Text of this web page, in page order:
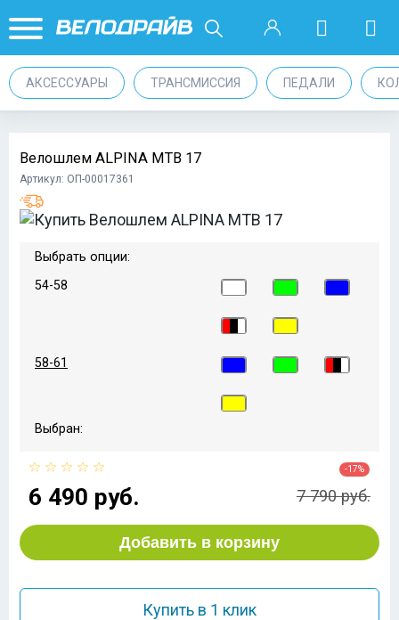
АКСЕССУАРЫ ТРАНСМИССИЯ ПЕДАЛИ
Велошлем ALPINA MTB 17
Артикул: ОП-00017361
Выбрать опции:
54-58
58-61
Выбран:
6 490 руб.
-17%
7 790 руб.
Добавить в корзину
Купить в 1 клик